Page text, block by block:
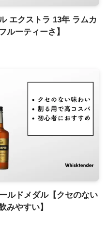
エクストラ 13年 ラムカ
ルーティーさ】
ルドメダル【クセのない
みやすい】